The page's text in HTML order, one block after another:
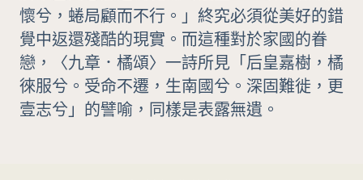
懷兮，蜷局顧而不行。」終究必須從美好的錯
覺中返還殘酷的現實。而這種對於家國的眷
戀，〈九章．橘頌〉一詩所見「后皇嘉樹，橘
徠服兮。受命不遷，生南國兮。深固難徙，更
壹志兮」的譬喻，同樣是表露無遺。